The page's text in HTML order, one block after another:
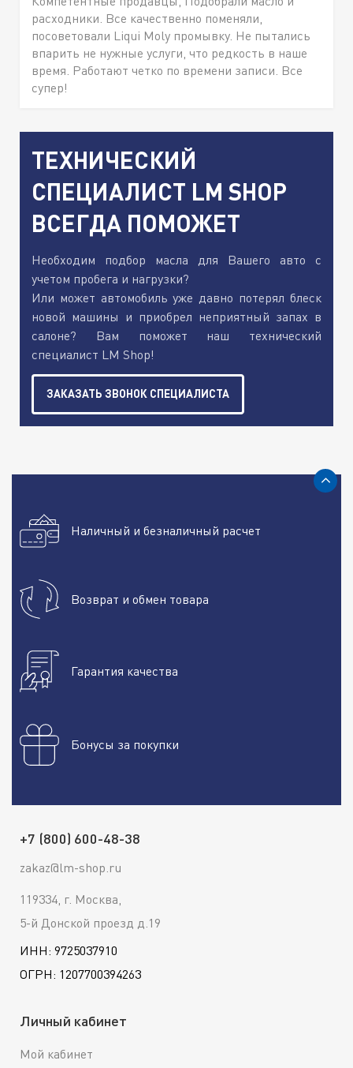
расходники. Все качественно поменяли,
посоветовали Liqui Moly промывку. Не пытались
впарить не нужные услуги, что редкость в наше
время. Работают четко по времени записи. Все
супер!
ТЕХНИЧЕСКИЙ
СПЕЦИАЛИСТ LM SHOP
ВСЕГДА ПОМОЖЕТ
Необходим подбор масла для Вашего авто с
учетом пробега и нагрузки?
Или может автомобиль уже давно потерял блеск
новой машины и приобрел неприятный запах в
салоне? Вам поможет наш технический
специалист LM Shop!
ЗАКАЗАТЬ ЗВОНОК СПЕЦИАЛИСТА
Наличный и безналичный расчет
Возврат и обмен товара
Гарантия качества
Бонусы за покупки
+7 (800) 600-48-38
zakaz@lm-shop.ru
119334, г. Москва,
5-й Донской проезд д.19
ИНН: 9725037910
ОГРН: 1207700394263
Личный кабинет
Мой кабинет